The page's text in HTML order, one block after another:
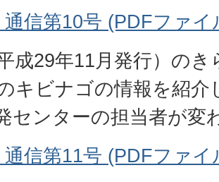
通信第10号 (PDFファイ
成29年11月発行）の
キビナゴの情報を紹介
センターの担当者が変
通信第11号 (PDFファイ